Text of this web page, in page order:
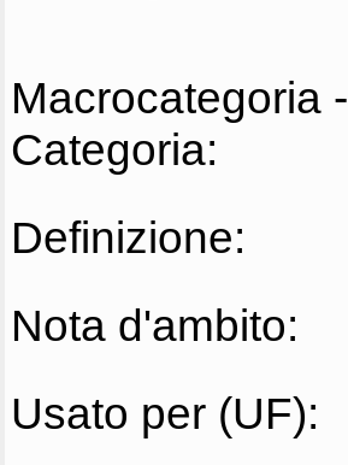
Macrocategoria -
Categoria:
Definizione:
Nota d'ambito:
Usato per (UF):